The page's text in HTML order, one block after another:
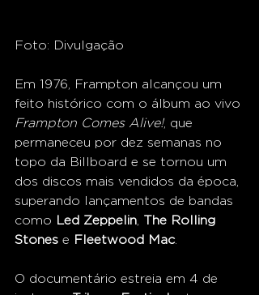
Foto: Divulgação
Em 1976, Frampton alcançou um
feito histórico com o álbum ao vivo
Frampton Comes Alive!, que
permaneceu por dez semanas no
topo da Billboard e se tornou um
dos discos mais vendidos da época,
superando lançamentos de bandas
como Led Zeppelin The Rolling
Stones e Fleetwood Mac
O documentário estreia em 4 de